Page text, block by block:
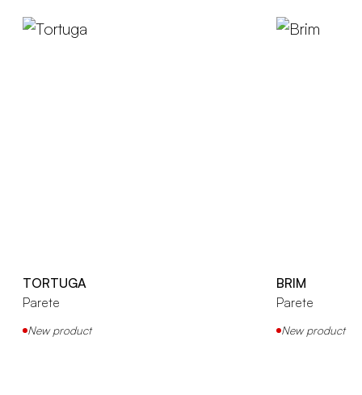
TORTUGA
Parete
New product
BRIM
Parete
New product